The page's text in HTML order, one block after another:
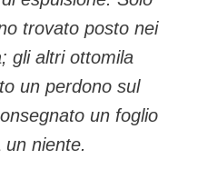
trovato posto nei
gli altri ottomila
un perdono sul
un foglio
niente.